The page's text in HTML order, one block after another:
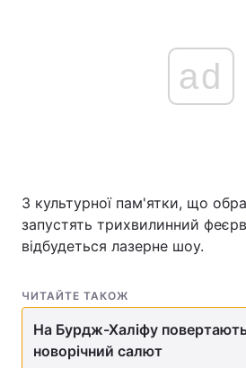
ad
З культурної пам'ятки, що
запустять трихвилинний
відбудеться лазерне шоу.
ЧИТАЙТЕ ТАКОЖ
На Бурдж-Халіфу
новорічний салют